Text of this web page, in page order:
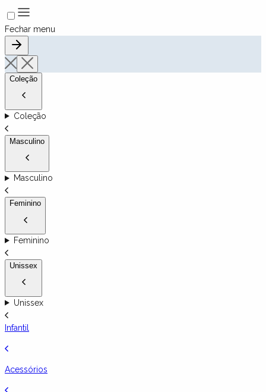
Fechar menu
Coleção
Coleção
Masculino
Masculino
Feminino
Feminino
Unissex
Unissex
Infantil
Acessórios